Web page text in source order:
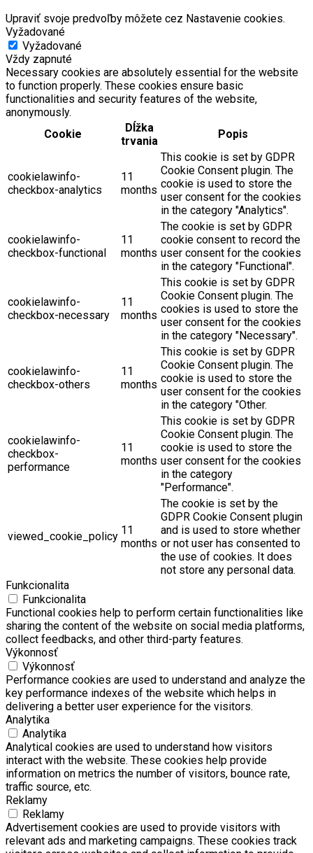
Upraviť svoje predvoľby môžete cez Nastavenie cookies.
Vyžadované
Vyžadované
Vždy zapnuté
Necessary cookies are absolutely essential for the website
to function properly. These cookies ensure basic
functionalities and security features of the website,
anonymously.
Cookie
Dĺžka
trvania
Popis
cookielawinfo-
checkbox-analytics
11
months
This cookie is set by GDPR
Cookie Consent plugin. The
cookie is used to store the
user consent for the cookies
in the category "Analytics".
cookielawinfo-
checkbox-functional
11
months
The cookie is set by GDPR
cookie consent to record the
user consent for the cookies
in the category "Functional".
cookielawinfo-
checkbox-necessary
11
months
This cookie is set by GDPR
Cookie Consent plugin. The
cookies is used to store the
user consent for the cookies
in the category "Necessary".
cookielawinfo-
checkbox-others
11
months
This cookie is set by GDPR
Cookie Consent plugin. The
cookie is used to store the
user consent for the cookies
in the category "Other.
cookielawinfo-
checkbox-
performance
11
months
This cookie is set by GDPR
Cookie Consent plugin. The
cookie is used to store the
user consent for the cookies
in the category
"Performance".
viewed_cookie_policy 11
months
The cookie is set by the
GDPR Cookie Consent plugin
and is used to store whether
or not user has consented to
the use of cookies. It does
not store any personal data.
Funkcionalita
Funkcionalita
Functional cookies help to perform certain functionalities like
sharing the content of the website on social media platforms,
collect feedbacks, and other third-party features.
Výkonnosť
Výkonnosť
Performance cookies are used to understand and analyze the
key performance indexes of the website which helps in
delivering a better user experience for the visitors.
Analytika
Analytika
Analytical cookies are used to understand how visitors
interact with the website. These cookies help provide
information on metrics the number of visitors, bounce rate,
traffic source, etc.
Reklamy
Reklamy
Advertisement cookies are used to provide visitors with
relevant ads and marketing campaigns. These cookies track